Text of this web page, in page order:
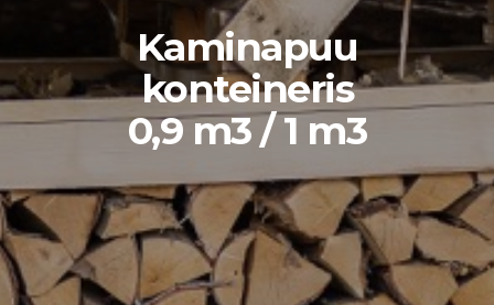
Kaminapuu
konteineris
0,9 m3 / 1 m3